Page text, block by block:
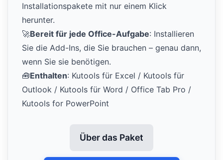
Installationspakete mit nur einem Klick
herunter.
🚀Bereit für jede Office-Aufgabe: Installieren
Sie die Add-Ins, die Sie brauchen – genau dann,
wenn Sie sie benötigen.
🧰Enthalten: Kutools für Excel / Kutools für
Outlook / Kutools für Word / Office Tab Pro /
Kutools for PowerPoint
Über das Paket